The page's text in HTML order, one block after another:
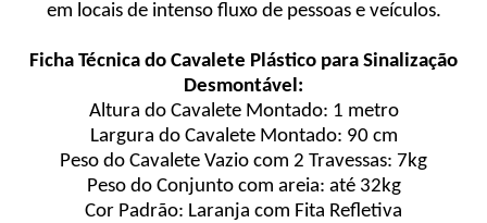
em locais de intenso fluxo de pessoas e veículos.
Ficha Técnica do Cavalete Plástico para Sinalização
Desmontável:
Altura do Cavalete Montado: 1 metro
Largura do Cavalete Montado: 90 cm
Peso do Cavalete Vazio com 2 Travessas: 7kg
Peso do Conjunto com areia: até 32kg
Cor Padrão: Laranja com Fita Refletiva